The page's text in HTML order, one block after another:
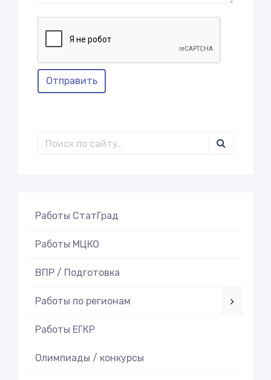
Отправить
Работы СтатГрад
Работы МЦКО
ВПР / Подготовка
Работы по регионам
Работы ЕГКР
Олимпиады / конкурсы